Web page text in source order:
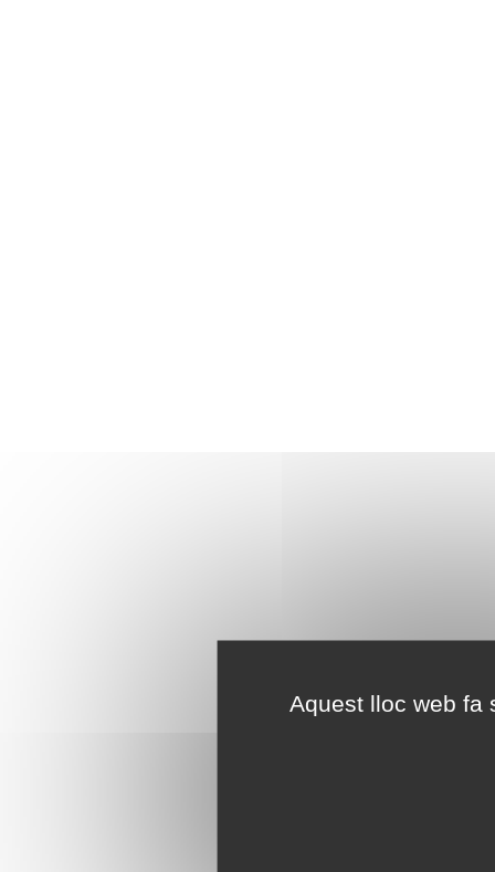
Aquest lloc web fa